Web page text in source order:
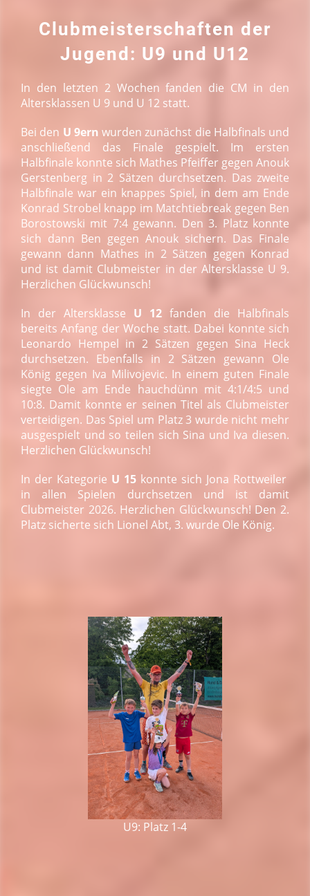
Clubmeisterschaften der
Jugend: U9 und U12
In den letzten 2 Wochen fanden die CM in den
Altersklassen U 9 und U 12 statt.
Bei den U 9ern wurden zunächst die Halbfinals und
anschließend das Finale gespielt. Im ersten
Halbfinale konnte sich Mathes Pfeiffer gegen Anouk
Gerstenberg in 2 Sätzen durchsetzen. Das zweite
Halbfinale war ein knappes Spiel, in dem am Ende
Konrad Strobel knapp im Matchtiebreak gegen Ben
Borostowski mit 7:4 gewann. Den 3. Platz konnte
sich dann Ben gegen Anouk sichern. Das Finale
gewann dann Mathes in 2 Sätzen gegen Konrad
und ist damit Clubmeister in der Altersklasse U 9.
Herzlichen Glückwunsch!
In der Altersklasse U 12 fanden die Halbfinals
bereits Anfang der Woche statt. Dabei konnte sich
Leonardo Hempel in 2 Sätzen gegen Sina Heck
durchsetzen. Ebenfalls in 2 Sätzen gewann Ole
König gegen Iva Milivojevic. In einem guten Finale
siegte Ole am Ende hauchdünn mit 4:1/4:5 und
10:8. Damit konnte er seinen Titel als Clubmeister
verteidigen. Das Spiel um Platz 3 wurde nicht mehr
ausgespielt und so teilen sich Sina und Iva diesen.
Herzlichen Glückwunsch!
In der Kategorie U 15 konnte sich Jona Rottweiler
in allen Spielen durchsetzen und ist damit
Clubmeister 2026. Herzlichen Glückwunsch! Den 2.
Platz sicherte sich Lionel Abt, 3. wurde Ole König.
U9: Platz 1-4